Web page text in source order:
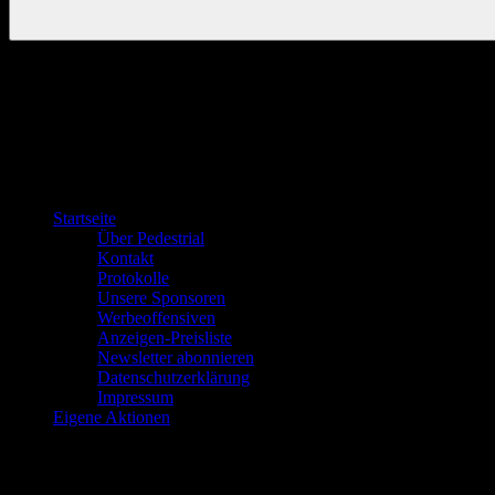
Startseite
Über Pedestrial
Kontakt
Protokolle
Unsere Sponsoren
Werbeoffensiven
Anzeigen-Preisliste
Newsletter abonnieren
Datenschutzerklärung
Impressum
Eigene Aktionen